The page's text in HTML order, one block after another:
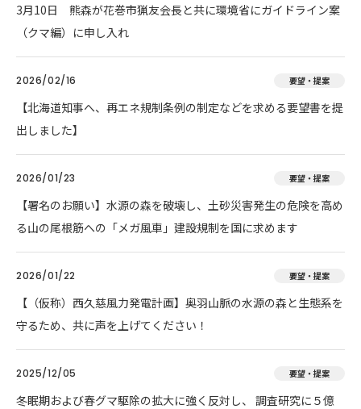
3月10日 熊森が花巻市猟友会長と共に環境省にガイドライン案
（クマ編）に申し入れ
2026/02/16 要望・提案
【北海道知事へ、再エネ規制条例の制定などを求める要望書を提
出しました】
2026/01/23 要望・提案
【署名のお願い】水源の森を破壊し、土砂災害発生の危険を高め
る山の尾根筋への「メガ風車」建設規制を国に求めます
2026/01/22 要望・提案
【（仮称）西久慈風力発電計画】奥羽山脈の水源の森と生態系を
守るため、共に声を上げてください！
2025/12/05 要望・提案
冬眠期および春グマ駆除の拡大に強く反対し、 調査研究に５億